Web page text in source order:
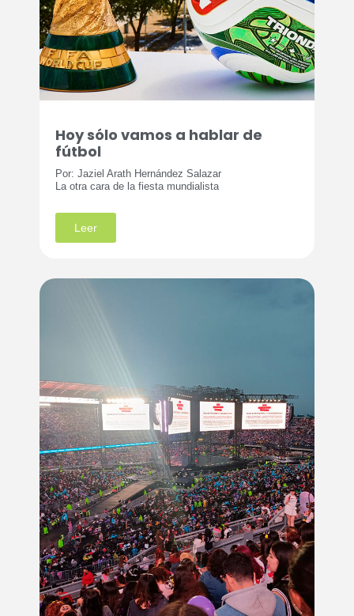
Hoy sólo vamos a hablar de
fútbol
Por: Jaziel Arath Hernández Salazar
La otra cara de la fiesta mundialista
Leer